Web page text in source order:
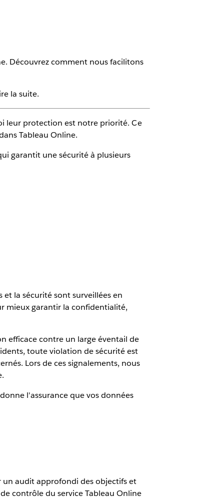
Découvrez comment nous facilitons
la suite.
leur protection est notre priorité. Ce
Tableau Online.
garantit une sécurité à plusieurs
la sécurité sont surveillées en
mieux garantir la confidentialité,
efficace contre un large éventail de
toute violation de sécurité est
Lors de ces signalements, nous
l'assurance que vos données
un audit approfondi des objectifs et
contrôle du service Tableau Online